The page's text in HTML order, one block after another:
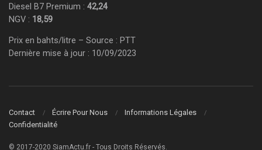
Diesel B7 Premium : 42,24
NGV : 18,59
Prix en bahts/litre – Source : PTT
Dernière mise à jour : 10/09/2023
Contact Écrire Pour Nous
Informations Légales
Confidentialité
© 2017-2020 SiamActu.fr - Tous Droits Réservés.